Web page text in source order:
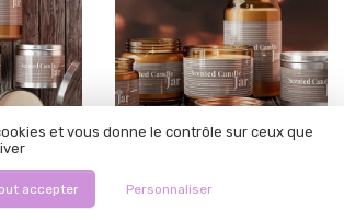
L'importance des bougies de
et vous donne le contrôle sur ceux que
accepter Personnaliser